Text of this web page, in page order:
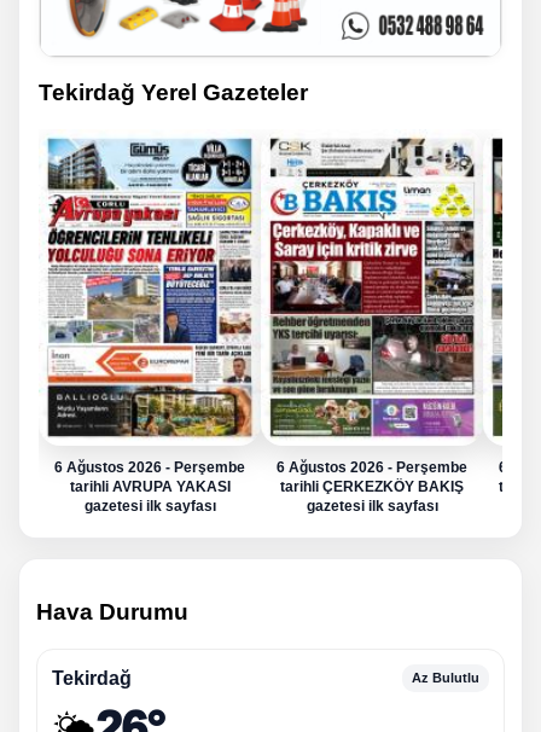
Tekirdağ Yerel Gazeteler
6 Ağustos 2026 - Perşembe
tarihli AVRUPA YAKASI
gazetesi ilk sayfası
6 Ağustos 2026 - Perşembe
tarihli ÇERKEZKÖY BAKIŞ
gazetesi ilk sayfası
6
tarihli
Hava Durumu
Tekirdağ Az Bulutlu